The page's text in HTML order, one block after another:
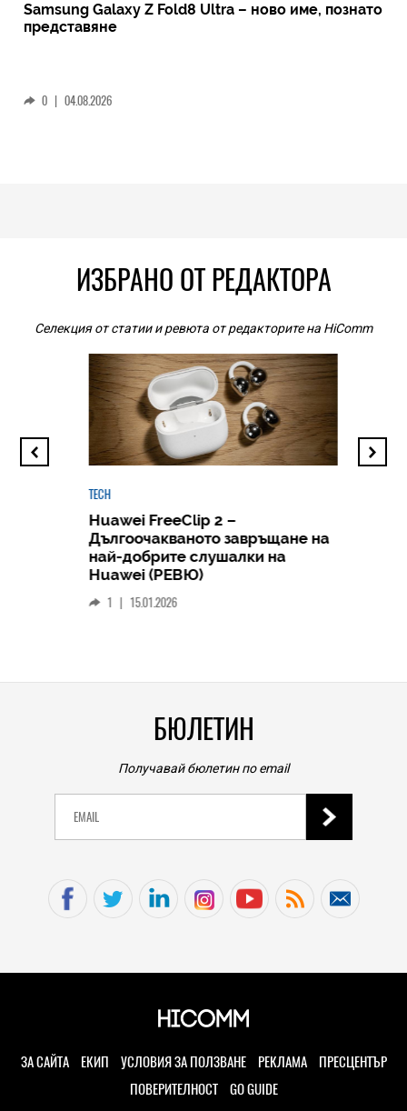
Samsung Galaxy Z Fold8 Ultra – ново име, познато
представяне
0 | 04.08.2026
ИЗБРАНО ОТ РЕДАКТОРА
Селекция от статии и ревюта от редакторите на HiComm
TECH
Huawei FreeClip 2 –
Дългоочакваното завръщане на
най-добрите слушалки на
Huawei (РЕВЮ)
1 | 15.01.2026
БЮЛЕТИН
Получавай бюлетин по email
ЗА САЙТА ЕКИП УСЛОВИЯ ЗА ПОЛЗВАНЕ РЕКЛАМА
ПРЕСЦЕНТЪР
ПОВЕРИТЕЛНОСТ
GO GUIDE